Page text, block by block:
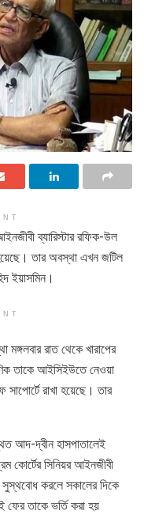
ব্যারিস্টার রফিক-উল
তার অবস্থা এখন জটিল
ইয়াসমিন।
রাত থেকে খারাপের
তাকে আইসিইউতে নেওয়া
রাখা হয়েছে। তার
আদ-দ্বীন হাসপাতালেই
কোর্টের সিনিয়র আইনজীবী
সুস্থবোধ করলে সকালের দিকে
ফের তাকে ভর্তি করা হয়